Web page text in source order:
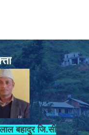
बहादुर जि.सी